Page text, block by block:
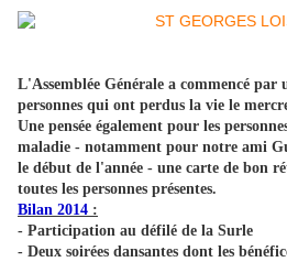
L'Assemblée Générale a commencé par
personnes qui ont perdus la vie le
Une pensée également pour les
maladie - notamment pour notre ami
le début de l'année - une carte de bon
toutes les personnes présentes.
Bilan 2014 :
- Participation au défilé de la Surle
- Deux soirées dansantes dont les